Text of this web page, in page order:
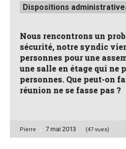
Posted
inDispositions
Nous rencontrons un
sécurité, notre syndic
personnes pour une
une salle en étage qui ne
personnes. Que peut-on
réunion ne se fasse pas ?
Posted
Pierre 7 mai 2013 (47 vues)